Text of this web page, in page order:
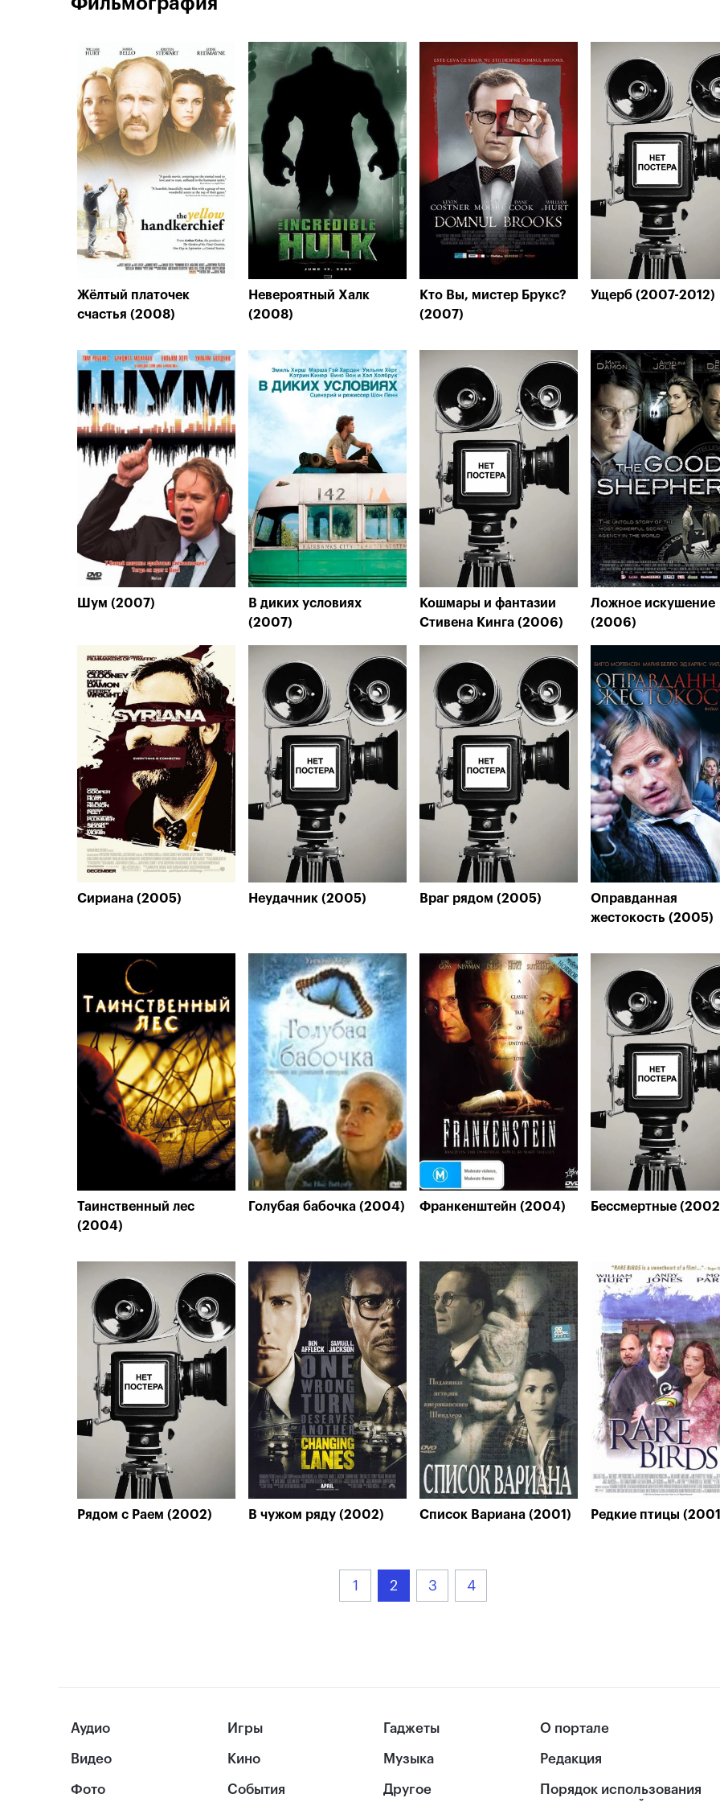
Жёлтый платочек
счастья (2008)
Невероятный Халк
(2008)
Кто Вы, мистер Брукс?
(2007)
Ущерб (2007-2012)
Шум (2007)
В диких условиях
(2007)
Кошмары и фантазии
Стивена Кинга (2006)
Ложное искушение
(2006)
Сириана (2005) Неудачник (2005) Враг рядом (2005)
Оправданная
жестокость (2005)
Таинственный лес
(2004)
Голубая бабочка (2004) Франкенштейн (2004) Бессмертные
Рядом с Раем (2002) В чужом ряду (2002) Список Вариана (2001) Редкие птицы
1 2 3 4
Аудио
Видео
Фото
Игры
Кино
События
Гаджеты
Музыка
Другое
О портале
Редакция
Порядок использования